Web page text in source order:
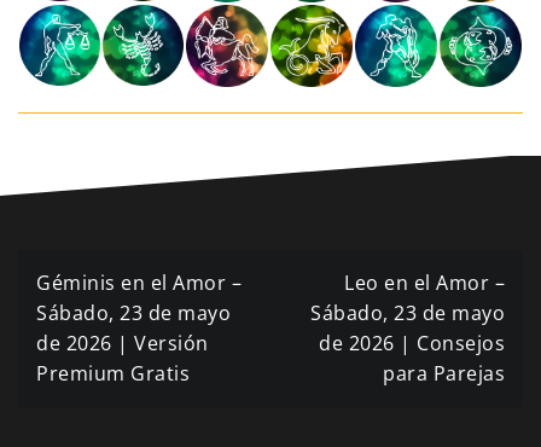
Navegación
de
entradas
Géminis en el Amor –
Sábado, 23 de mayo
de 2026 | Versión
Premium Gratis
Leo en el Amor –
Sábado, 23 de mayo
de 2026 | Consejos
para Parejas